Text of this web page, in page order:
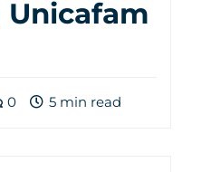
0 5 min read